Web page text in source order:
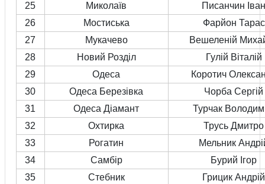
25
Миколаїв
Писанчин Іван
26
Мостиська
Фарйон Тарас
27
Мукачево
Вешеленій
28
Новий Розділ
Гулій Віталій
29
Одеса
Коротич
30
Одеса Березівка
Чорба Сергій
31
Одеса Діамант
Турчак
32
Охтирка
Трусь Дмитро
33
Рогатин
Мельник
34
Самбір
Бурий Ігор
35
Стебник
Грицик Андрій